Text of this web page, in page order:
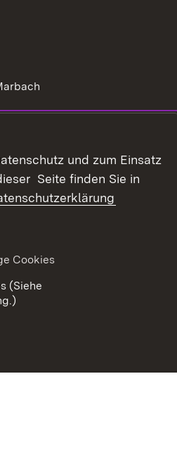
und zum Einsatz
Seite finden Sie in
Cookies
(Siehe